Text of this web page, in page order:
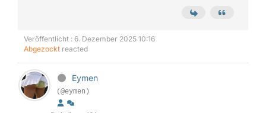
Veröffentlicht : 6. Dezember 2025 10:16
Abgezockt reacted
Eymen
(@eymen)